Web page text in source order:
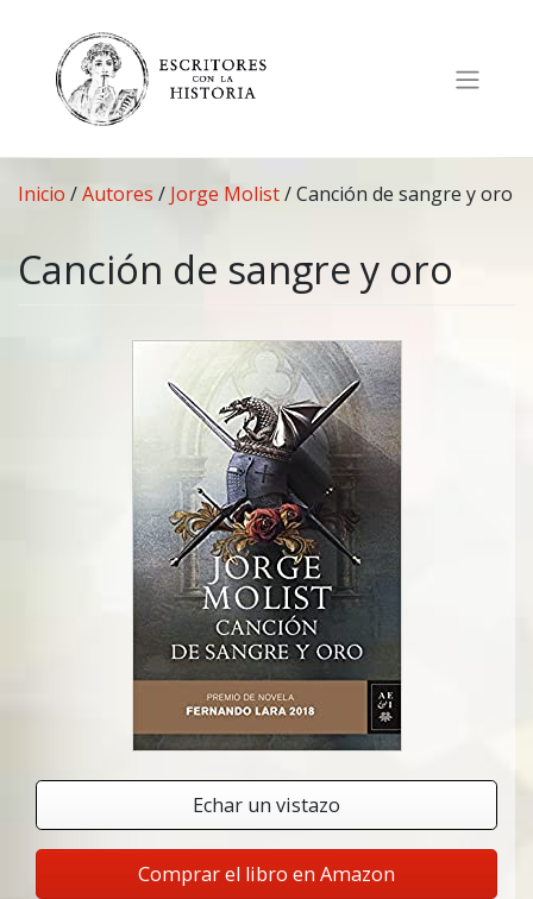
contenido
Inicio /Autores / Jorge Molist/Canción de sangre y oro
Canción de sangre y oro
Echar un vistazo
Comprar el libro en Amazon